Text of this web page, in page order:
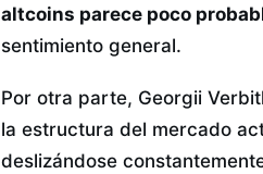
altcoins parece poco
sentimiento general.
Por otra parte, Georgii
la estructura del mercado
deslizándose